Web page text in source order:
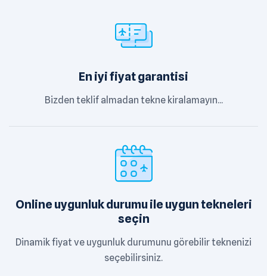
En iyi fiyat garantisi
Bizden teklif almadan tekne kiralamayın...
Online uygunluk durumu ile uygun tekneleri
seçin
Dinamik fiyat ve uygunluk durumunu görebilir teknenizi
seçebilirsiniz.